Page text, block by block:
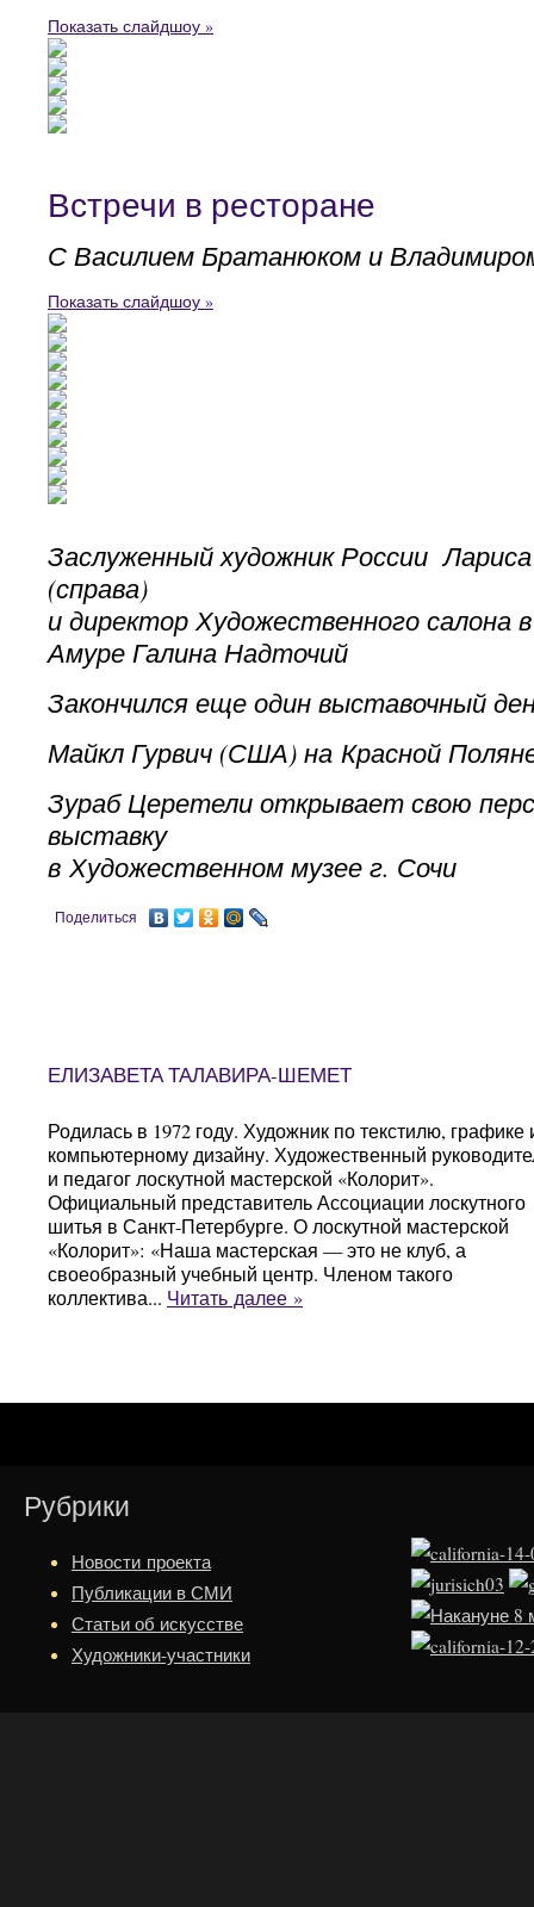
Показать слайдшоу »
Встречи в ресторане
С Василием Братанюком и
Показать слайдшоу »
Заслуженный художник России Лариса
(справа)
и директор Художественного салона
Амуре Галина Надточий
Закончился еще один выставочный
Майкл Гурвич (США) на Красной
Зураб Церетели открывает свою
выставку
в Художественном музее г. Сочи
Поделиться
ЕЛИЗАВЕТА ТАЛАВИРА-ШЕМЕТ
Родилась в 1972 году. Художник по текстилю, графике
компьютерному дизайну. Художественный
и педагог лоскутной мастерской «Колорит».
Официальный представитель Ассоциации лоскутного
шитья в Санкт-Петербурге. О лоскутной мастерской
«Колорит»: «Наша мастерская — это не клуб, а
своеобразный учебный центр. Членом такого
коллектива... Читать далее »
Рубрики
Новости проекта
Публикации в СМИ
Статьи об искусстве
Художники-участники